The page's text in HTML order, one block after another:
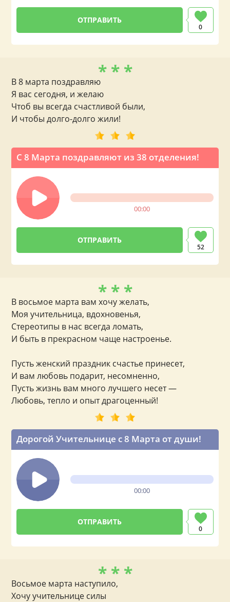
0
С 8 Марта поздравляют из 38 отделения!
00:00
52
* * *
В 8 марта поздравляю
Я вас сегодня, и желаю
Чтоб вы всегда счастливой были,
И чтобы долго-долго жили!
Дорогой Учительнице с 8 Марта от души!
00:00
0
* * *
В восьмое марта вам хочу желать,
Моя учительница, вдохновенья,
Стереотипы в нас всегда ломать,
И быть в прекрасном чаще настроенье.
Пусть женский праздник счастье принесет,
И вам любовь подарит, несомненно,
Пусть жизнь вам много лучшего несет —
Любовь, тепло и опыт драгоценный!
* * *
Восьмое марта наступило,
Хочу учительнице силы